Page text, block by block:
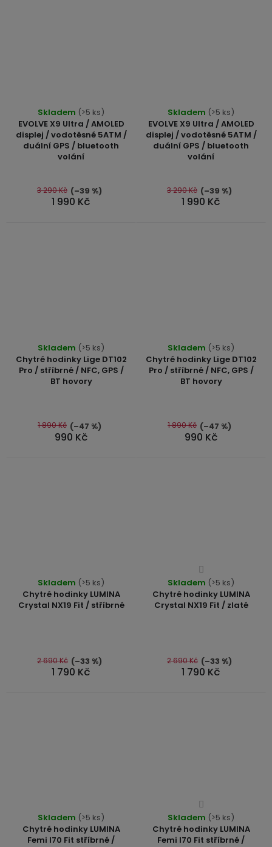
EVOLVE X9 Ultra / AMOLED
displej / vodotěsné 5ATM /
duální GPS / bluetooth
volání
hodnocení
produktu
je
4,8
5
hvězdiček.
Skladem (>5 ks)
1 990 Kč
3 290 Kč (–39 %)
EVOLVE X9 Ultra / AMOLED
displej / vodotěsné 5ATM /
duální GPS / bluetooth
volání
hodnocení
produktu
je
4,9
5
hvězdiček.
Skladem (>5 ks)
1 990 Kč
3 290 Kč (–39 %)
Chytré hodinky Lige DT102
Pro / stříbrné / NFC, GPS /
BT hovory
Skladem (>5 ks)
990 Kč
1 890 Kč (–47 %)
Chytré hodinky Lige DT102
Pro / stříbrné / NFC, GPS /
BT hovory
hodnocení
produktu
je
5
hvězdiček.
Skladem (>5 ks)
990 Kč
1 890 Kč (–47 %)
Chytré hodinky LUMINA
Crystal NX19 Fit / stříbrné
hodnocení
produktu
5
hvězdiček.
Skladem (>5 ks)
1 790 Kč
2 690 Kč (–33 %)
Chytré hodinky LUMINA
Crystal NX19 Fit / zlaté
Průměrné
hodnocení
produktu
5
hvězdiček.
Skladem (>5 ks)
1 790 Kč
2 690 Kč (–33 %)
Chytré hodinky LUMINA
Femi I70 Fit stříbrné /
hodnocení
produktu
Skladem (>5 ks)
Chytré hodinky LUMINA
Femi I70 Fit stříbrné /
Průměrné
hodnocení
produktu
Skladem (>5 ks)